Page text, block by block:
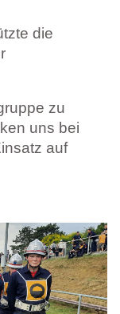
die
zu
uns bei
auf